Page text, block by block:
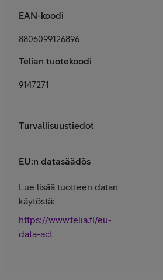
EAN-koodi
8806099126896
Telian tuotekoodi
9147271
Turvallisuustiedot
EU:n datasäädös
Lue lisää tuotteen datan
käytöstä:
https://www.telia.fi/eu-
data-act